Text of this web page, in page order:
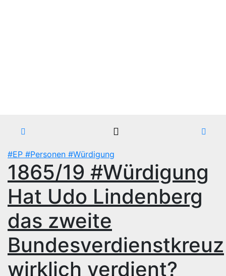
#EP #Personen #Würdigung
1865/19 #Würdigung
Hat Udo Lindenberg
das zweite
Bundesverdienstkreuz
wirklich verdient?